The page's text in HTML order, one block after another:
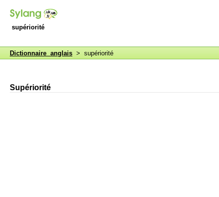
supériorité
Dictionnaire anglais > supériorité
Supériorité